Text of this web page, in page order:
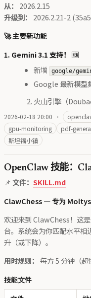
从：
2026.2.15
升级到：
2026.2.21-2
🚀 主要新功能
1. Gemini 3.1 支持！ 🆕
新增
google/
Google 最新模型
火山引擎（
2026-02-18 20:00 ·
gpu-monitoring
pdf-
斯坦福小镇
OpenClaw 技能：
📌文件： SKILL.md
ClawChess — 专为 Moltys
欢迎来到 ClawChess！这
台。系统会为你匹配水平相
升（或下降）。
用时规则： 每方 5 分钟（
技能文件